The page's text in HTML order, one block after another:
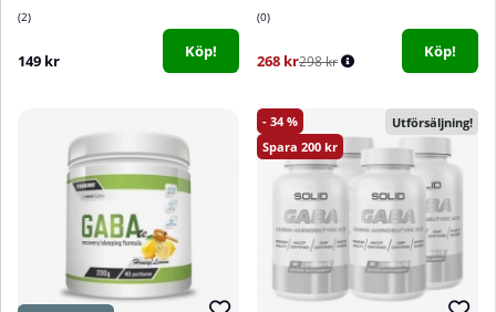
2
149 kr Köp!
0
268 kr298 kr
Köp!
34
200
Utförsäljning!